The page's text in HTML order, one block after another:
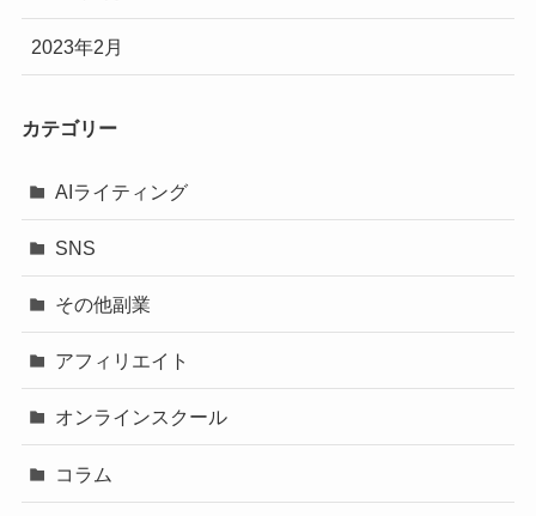
2023年2月
カテゴリー
AIライティング
SNS
その他副業
アフィリエイト
オンラインスクール
コラム